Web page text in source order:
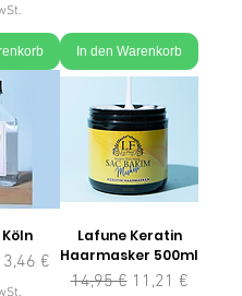
In den Warenkorb
Köln
Preis
€
Lafune Keratin
Haarmasker 500ml
Standardpreis
14,95 € Sale-Preis
11,21 €